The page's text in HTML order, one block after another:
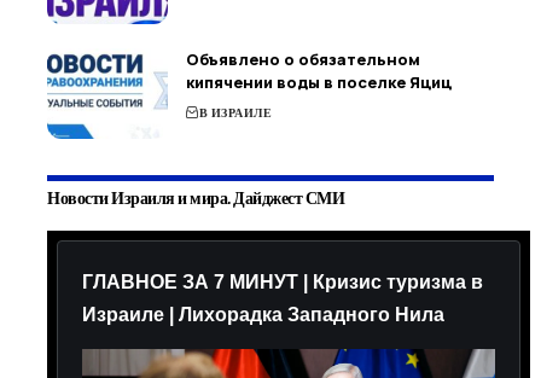
Объявлено о обязательном
кипячении воды в поселке Яциц
В ИЗРАИЛЕ
Новости Израиля и мира. Дайджест СМИ